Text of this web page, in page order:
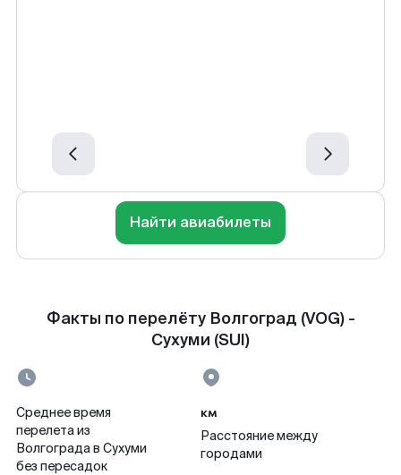
Найти авиабилеты
Факты по перелёту Волгоград (VOG) -
Сухуми (SUI)
Среднее время
перелета из
Волгограда в Сухуми
без пересадок
км
Расстояние между
городами